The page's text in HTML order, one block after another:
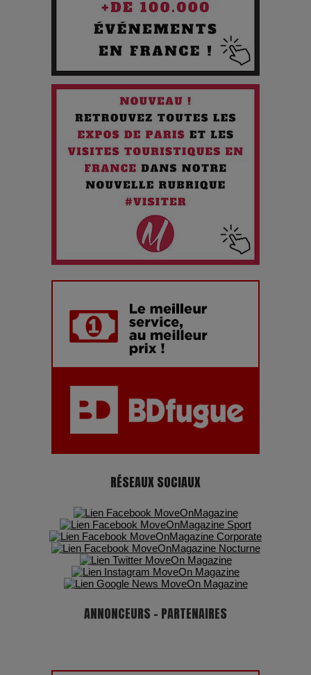
Les 3 meilleures destinations pour des vacances sportives
Quand l'Opéra Rencontre l'IA : Lola Volonakis, l'Artiste du
Paradoxe qui Chante le Futur
Chien 51 - Quand l’IA prend le pouvoir : une plongée dans un
futur troublant
Maïra Kerey, la “voix d’or du Kazakhstan”, célèbre ses 30
ans de carrière à la Salle Gaveau
Les dessous de la fast fashion : un désastre écologique en
Adieu Jean-Pat : rire au bord du précipice
Pharaonic Festival 2025 : 10 ans d’électro sous les
montagnes, une fête à ne pas manquer
RÉSEAUX SOCIAUX
ANNONCEURS - PARTENAIRES